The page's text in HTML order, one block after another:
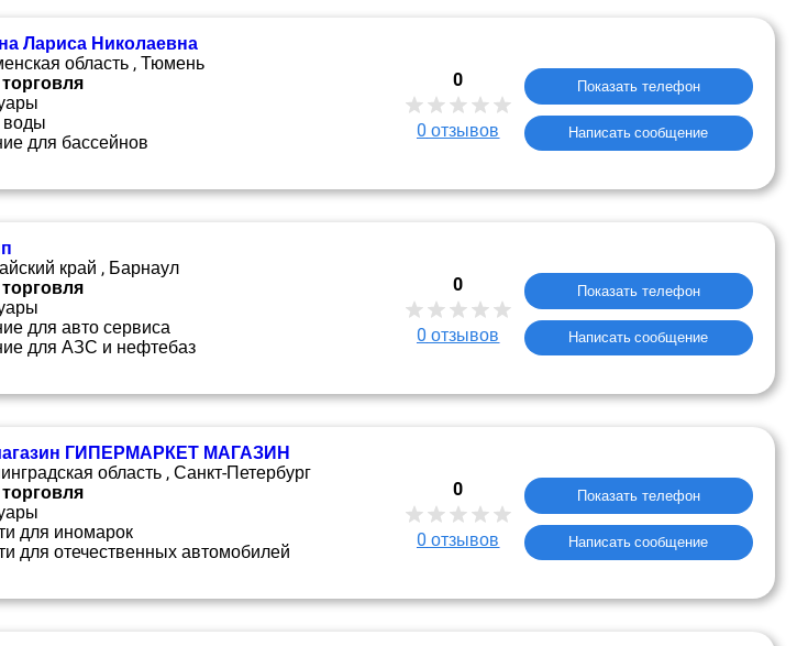
Лариса Николаевна
область , Тюмень
воды
для бассейнов
0
0 отзывов
Показать телефон
Написать сообщение
край , Барнаул
для авто сервиса
для АЗС и нефтебаз
0
0 отзывов
Показать телефон
Написать сообщение
ГИПЕРМАРКЕТ МАГАЗИН
область , Санкт-Петербург
для иномарок
для отечественных автомобилей
0
0 отзывов
Показать телефон
Написать сообщение